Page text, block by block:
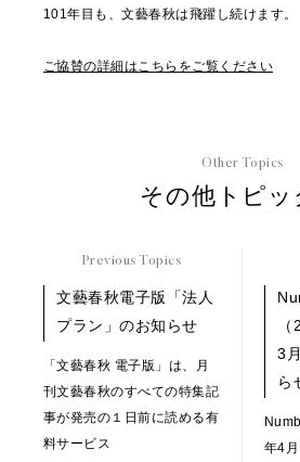
101年目も、文藝春秋は飛躍し続けます。
ご協賛の詳細はこちらをご覧ください
Other Topics
その他トピッ
Previous Topics
文藝春秋電子版「法人
プラン」のお知らせ
「文藝春秋 電子版」は、月
刊文藝春秋のすべての特集記
事が発売の１日前に読める有
料サービス
3
ら
年4